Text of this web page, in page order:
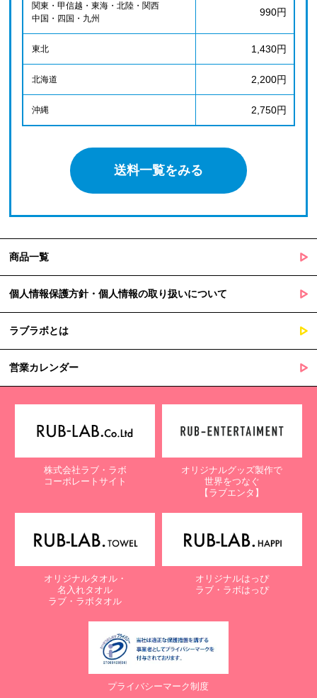
関東・甲信越・東海・北陸・関西
中国・四国・九州
990円
東北 1,430円
北海道 2,200円
沖縄 2,750円
送料一覧をみる
商品一覧
個人情報保護方針・個人情報の取り扱いについて
ラブラボとは
営業カレンダー
株式会社ラブ・ラボ
コーポレートサイト
オリジナルグッズ製作で
世界をつなぐ
【ラブエンタ】
オリジナルタオル・
名入れタオル
ラブ・ラボタオル
オリジナルはっぴ
ラブ・ラボはっぴ
プライバシーマーク制度